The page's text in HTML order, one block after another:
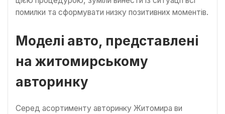
помилки та сформувати низку позитивних моментів.
Моделі авто, представлені
на житомирському
авторинку
Серед асортименту авторинку Житомира ви